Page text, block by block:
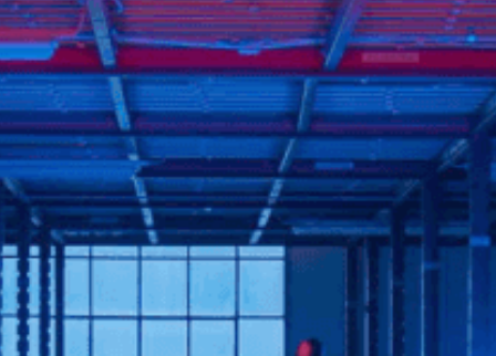
TITANIO COMING SOON
ABOUT
RUSH
SUPERVELOCE ARSHAM
Follow Us
INSTAGRAM
FACEBOOK
YOUTUBE